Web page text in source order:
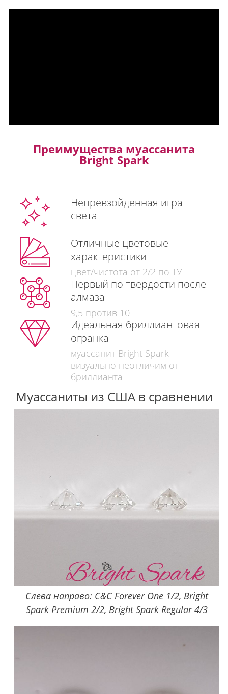
Преимущества муассанита
Bright Spark
Непревзойденная игра
света
Отличные цветовые
характеристики
цвет/чистота от 2/2 по ТУ
Первый по твердости после
алмаза
9,5 против 10
Идеальная бриллиантовая
огранка
муассанит Bright Spark
визуально неотличим от
бриллианта
Муассаниты из США в сравнении
Слева направо: C&C Forever One 1/2, Bright
Spark Premium 2/2, Bright Spark Regular 4/3